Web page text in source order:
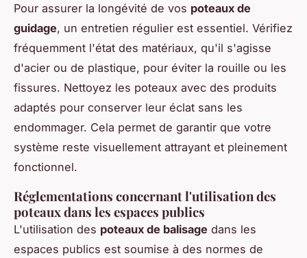
Pour assurer la longévité de vos poteaux de
guidage, un entretien régulier est essentiel. Vérifiez
fréquemment l'état des matériaux, qu'il s'agisse
d'acier ou de plastique, pour éviter la rouille ou les
fissures. Nettoyez les poteaux avec des produits
adaptés pour conserver leur éclat sans les
endommager. Cela permet de garantir que votre
système reste visuellement attrayant et pleinement
fonctionnel.
Réglementations concernant l'utilisation des
poteaux dans les espaces publics
L'utilisation des poteaux de balisage dans les
espaces publics est soumise à des normes de